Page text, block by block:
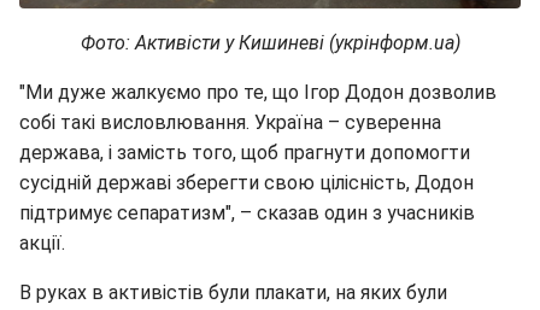
Фото: Активісти у Кишиневі (укрінформ.ua)
"Ми дуже жалкуємо про те, що Ігор Додон дозволив
собі такі висловлювання. Україна – суверенна
держава, і замість того, щоб прагнути допомогти
сусідній державі зберегти свою цілісність, Додон
підтримує сепаратизм", – сказав один з учасників
акції.
В руках в активістів були плакати, на яких були